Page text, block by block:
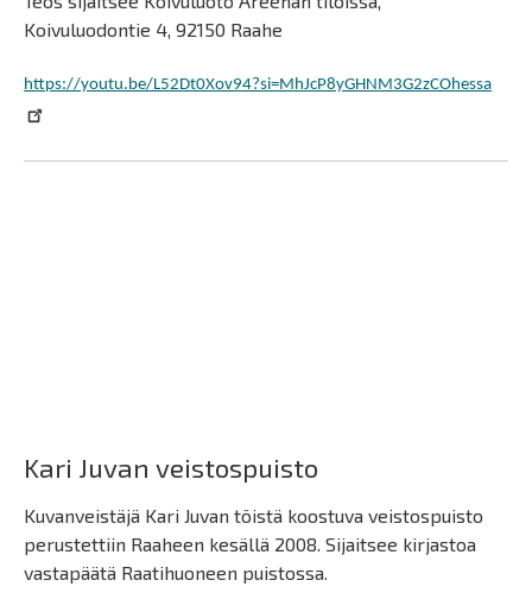
Koivuluodontie 4, 92150 Raahe
https://youtu.be/L52Dt0Xov94?si=MhJcP8yGHNM3G2zCOhessa
Kari Juvan veistospuisto
Kuvanveistäjä Kari Juvan töistä koostuva veistospuisto
perustettiin Raaheen kesällä 2008. Sijaitsee kirjastoa
vastapäätä Raatihuoneen puistossa.